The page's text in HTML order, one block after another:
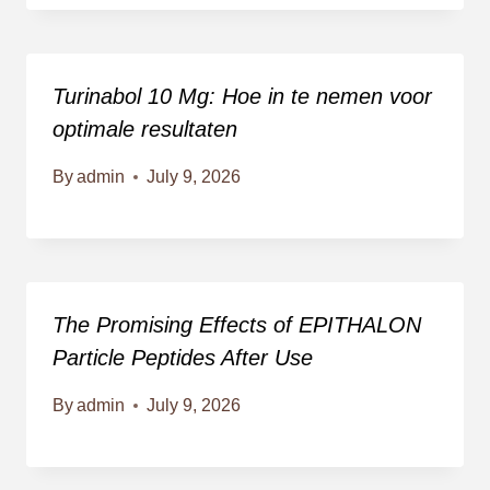
Turinabol 10 Mg: Hoe in te nemen voor
optimale resultaten
Byadmin July 9, 2026
The Promising Effects of EPITHALON
Particle Peptides After Use
Byadmin July 9, 2026